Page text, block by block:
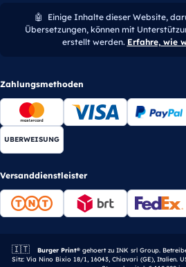
🤖
Einige Inhalte dieser Website,
Übersetzungen, können mit
erstellt werden. Erfahre, wie
Zahlungsmethoden
UBERWEISUNG
Versanddienstleister
🇮🇹 Italienisches Unternehmen.
Burger Print®gehoert zu INK srl Group.
Sitz: Via Nino Bixio 18/1, 16043, Chiavari (GE), Italien.